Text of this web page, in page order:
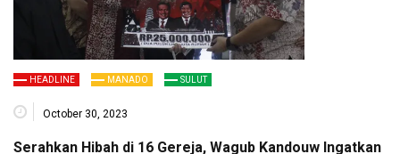
HEADLINE MANADO SULUT
October 30, 2023
Serahkan Hibah di 16 Gereja, Wagub Kandouw Ingatkan